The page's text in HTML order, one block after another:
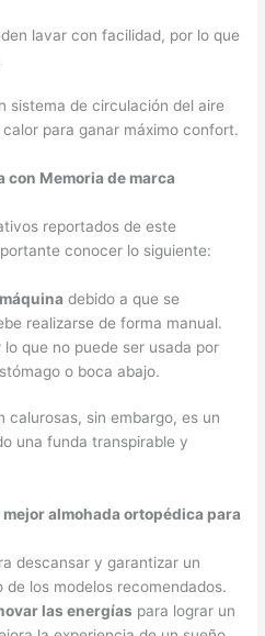
lavar con facilidad, por lo que
sistema de circulación del aire
para ganar máximo confort.
con Memoria de marca
reportados de este
conocer lo siguiente:
debido a que se
realizarse de forma manual.
lo que no puede ser usada por
o boca abajo.
calurosas, sin embargo, es un
una funda transpirable y
mejor almohada ortopédica para
descansar y garantizar un
de los modelos recomendados.
las energías para lograr un